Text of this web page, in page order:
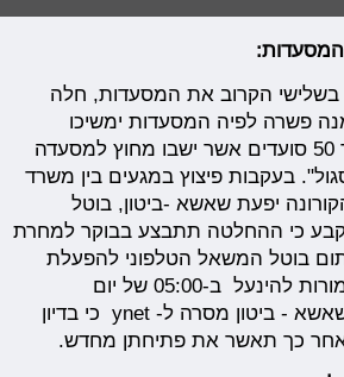
הקרוב את המסעדות, חלה
פשרה לפיה המסעדות ימשיכו
להתפח בתנאי של עד 50 סועדים אשר ישבו מחוץ למסעדה
בעקבות פיצוץ במגעים בין משרד
יפעת שאשא -ביטון, בוטל
כי ההחלטה תתבצע בבוקר למחרת
בוטל המשאל הטלפוני להפעלת
מסעדות ברחוב והן אמורות להינעל ב-05:00 של יום
ההחלטה המדוברת. שאשא - ביטון מסרה ל- ynet כי בדיון
כך תאשר את פתיחתן מחדש.